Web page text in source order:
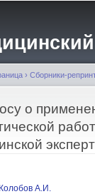
› Сборники-
о
А.И.